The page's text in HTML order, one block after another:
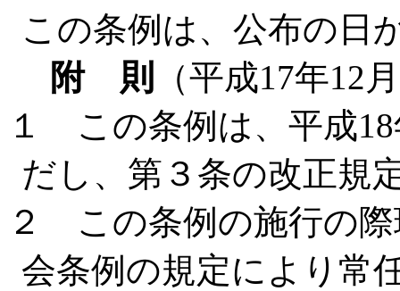
この条例は、公布の日
附 則
（平成17年12
１ この条例は、平成
だし、第３条の改正規
２ この条例の施行の際
会条例の規定により常